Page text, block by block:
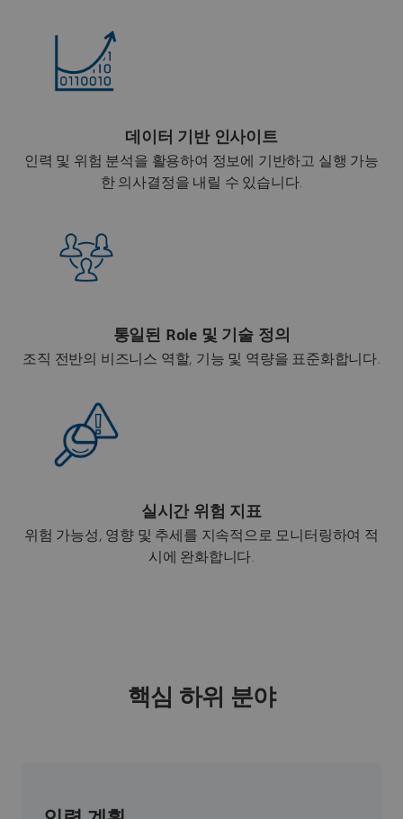
데이터 기반 인사이트
인력 및 위험 분석을 활용하여 정보에 기반하고 실행 가능
한 의사결정을 내릴 수 있습니다.
통일된 Role 및 기술 정의
조직 전반의 비즈니스 역할, 기능 및 역량을 표준화합니다.
실시간 위험 지표
위험 가능성, 영향 및 추세를 지속적으로 모니터링하여 적
시에 완화합니다.
핵심 하위 분야